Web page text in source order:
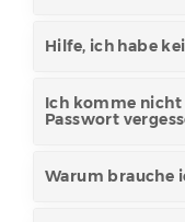
Hilfe, ich habe
Ich komme
Passwort
Warum brauche